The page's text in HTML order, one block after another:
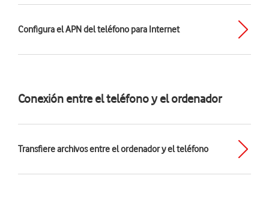
Configura el APN del teléfono para Internet
Conexión entre el teléfono y el ordenador
Transfiere archivos entre el ordenador y el teléfono